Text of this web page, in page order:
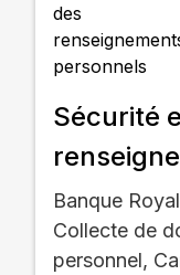
Sécurité
Banque
Collecte de
personnel,